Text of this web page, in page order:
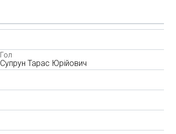
Гол
Супрун Тарас Юрійович